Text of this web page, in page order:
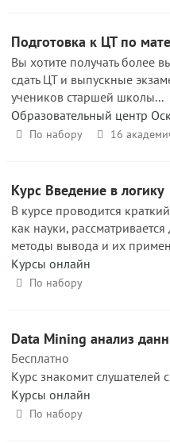
Подготовка к ЦТ по
Вы хотите получать более
сдать ЦТ и выпускные
учеников старшей школы...
Образовательный центр
По набору 16
Курс Введение в логику
В курсе проводится
как науки,
методы вывода и их
Курсы онлайн
По набору
Data Mining анализ
Бесплатно
Курс знакомит слушателей
Курсы онлайн
По набору